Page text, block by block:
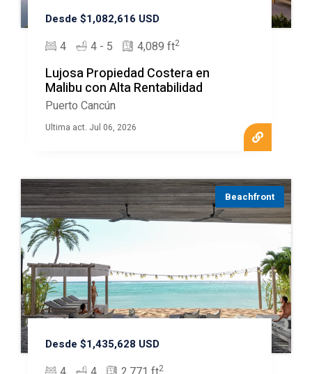
Desde $1,082,616 USD
4 4 - 5 4,089 ft2
Lujosa Propiedad Costera en
Malibu con Alta Rentabilidad
Puerto Cancún
Ultima act. Jul 06, 2026
Beachfront
Desde $1,435,628 USD
2